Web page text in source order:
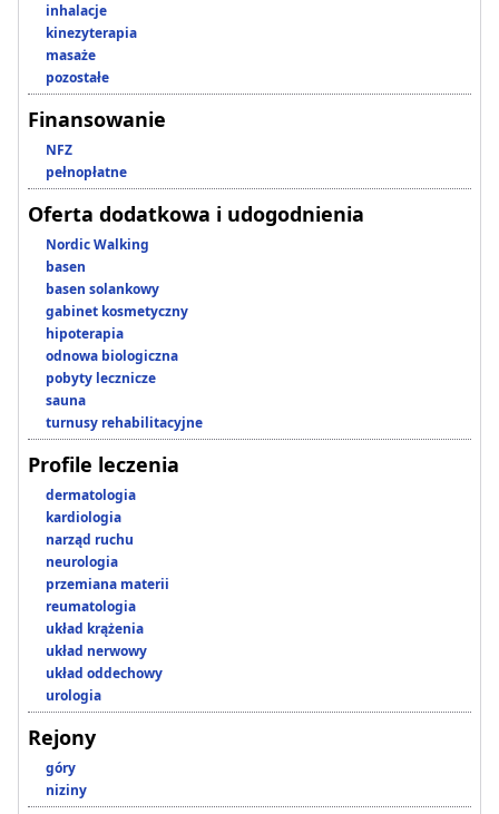
inhalacje
kinezyterapia
masaże
pozostałe
Finansowanie
NFZ
pełnopłatne
Oferta dodatkowa i udogodnienia
Nordic Walking
basen
basen solankowy
gabinet kosmetyczny
hipoterapia
odnowa biologiczna
pobyty lecznicze
sauna
turnusy rehabilitacyjne
Profile leczenia
dermatologia
kardiologia
narząd ruchu
neurologia
przemiana materii
reumatologia
układ krążenia
układ nerwowy
układ oddechowy
urologia
Rejony
góry
niziny